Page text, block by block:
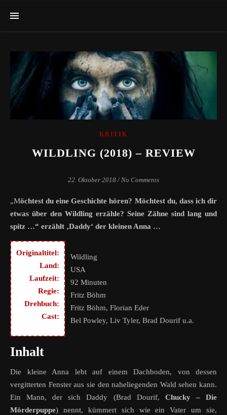
KRITIK
WILDLING (2018) – REVIEW
22. Oktober 2018 / No Comments
„Möchtest du eine Geschichte hören? Möchtest du, dass ich dir
etwas über den Wildling erzähle? Seine Zähne sind lang und
spitz …“ erzählt ‚Daddy‘ der kleinen Anna …
Originaltitel:
Land:
Laufzeit:
Regie:
Drehbuch:
Cast:
Wildling
USA
92 Minuten
Fritz Böhm
Fritz Böhm, Florian Eder
Bel Powley, Liv Tyler, Brad Dourif u.a.
Inhalt
Die kleine Anna lebt auf einem Dachboden, von dessen
vergitterten Fenster aus sie den naheliegenden Wald sehen kann.
Ein Mann, der sich Daddy (Brad Dourif, Chucky – Die
Mörderpuppe) nennt, kümmert sich wie ein Vater um sie,